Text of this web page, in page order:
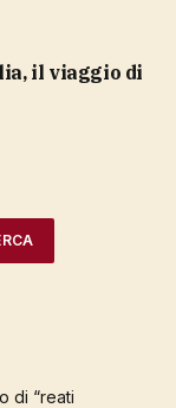
di “reati